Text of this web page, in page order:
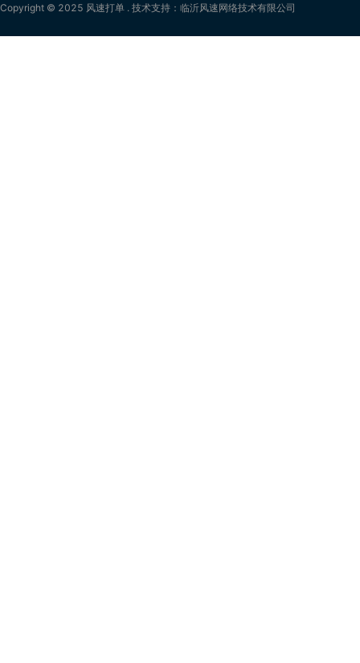
Copyright © 2025 风速打单 . 技术支持：临沂风速网络技术有限公司